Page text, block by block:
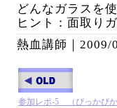
どんなガラスを
ヒント：面取り
熱血講師｜ 2009/
参加レポ-5 （ぴっかぴ